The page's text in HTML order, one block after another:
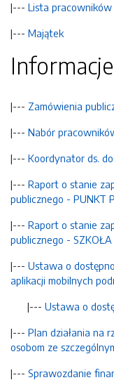
|--- Lista pracowników
|--- Majątek
Informacje
|--- Zamówienia
|--- Nabór
|--- Koordynator ds.
|--- Raport o stanie
publicznego - PUNKT
|--- Raport o stanie
publicznego -
|--- Ustawa o
aplikacji mobilnych
|--- Ustawa o
|--- Plan działania na
osobom ze
|--- Sprawozdanie